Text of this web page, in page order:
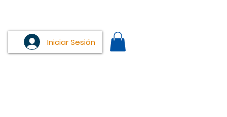
Iniciar Sesión